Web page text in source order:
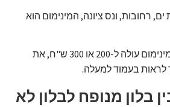
ים, רחובות, ונס ציונה, המינימום הוא
בערים רחוקות יותר המינימום עולה ל-200 או 300 ש"ח, את
בעמוד למעלה.
בלון מנופח לבלון לא